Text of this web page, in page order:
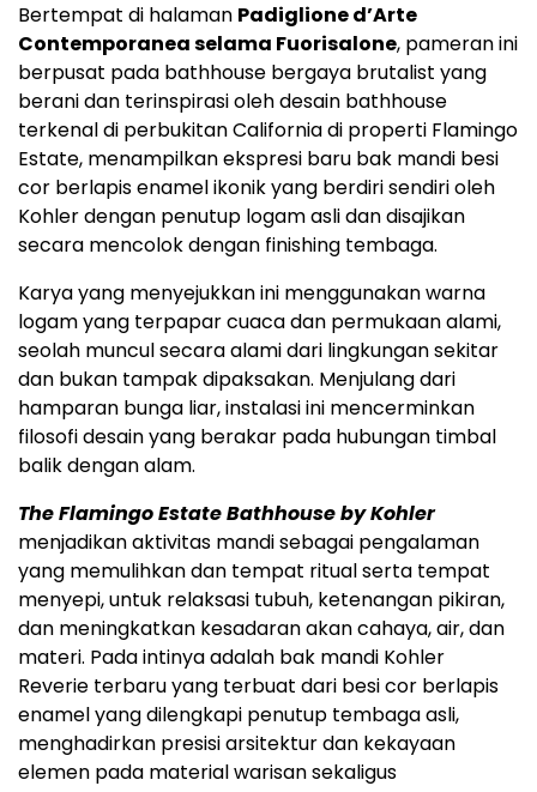
Bertempat di halaman Padiglione d’Arte
Contemporanea selama Fuorisalone, pameran ini
berpusat pada bathhouse bergaya brutalist yang
berani dan terinspirasi oleh desain bathhouse
terkenal di perbukitan California di properti Flamingo
Estate, menampilkan ekspresi baru bak mandi besi
cor berlapis enamel ikonik yang berdiri sendiri oleh
Kohler dengan penutup logam asli dan disajikan
secara mencolok dengan finishing tembaga.
Karya yang menyejukkan ini menggunakan warna
logam yang terpapar cuaca dan permukaan alami,
seolah muncul secara alami dari lingkungan sekitar
dan bukan tampak dipaksakan. Menjulang dari
hamparan bunga liar, instalasi ini mencerminkan
filosofi desain yang berakar pada hubungan timbal
balik dengan alam.
The Flamingo Estate Bathhouse by Kohler
menjadikan aktivitas mandi sebagai pengalaman
yang memulihkan dan tempat ritual serta tempat
menyepi, untuk relaksasi tubuh, ketenangan pikiran,
dan meningkatkan kesadaran akan cahaya, air, dan
materi. Pada intinya adalah bak mandi Kohler
Reverie terbaru yang terbuat dari besi cor berlapis
enamel yang dilengkapi penutup tembaga asli,
menghadirkan presisi arsitektur dan kekayaan
elemen pada material warisan sekaligus